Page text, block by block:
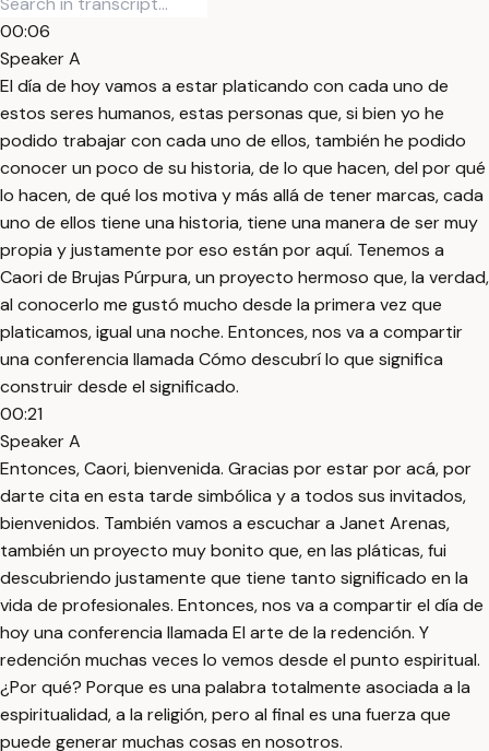
00:06
Speaker A
El día de hoy vamos a estar platicando con cada uno de
estos seres humanos, estas personas que, si bien yo he
podido trabajar con cada uno de ellos, también he podido
conocer un poco de su historia, de lo que hacen, del por qué
lo hacen, de qué los motiva y más allá de tener marcas, cada
uno de ellos tiene una historia, tiene una manera de ser muy
propia y justamente por eso están por aquí. Tenemos a
Caori de Brujas Púrpura, un proyecto hermoso que, la verdad,
al conocerlo me gustó mucho desde la primera vez que
platicamos, igual una noche. Entonces, nos va a compartir
una conferencia llamada Cómo descubrí lo que significa
construir desde el significado.
00:21
Speaker A
Entonces, Caori, bienvenida. Gracias por estar por acá, por
darte cita en esta tarde simbólica y a todos sus invitados,
bienvenidos. También vamos a escuchar a Janet Arenas,
también un proyecto muy bonito que, en las pláticas, fui
descubriendo justamente que tiene tanto significado en la
vida de profesionales. Entonces, nos va a compartir el día de
hoy una conferencia llamada El arte de la redención. Y
redención muchas veces lo vemos desde el punto espiritual.
¿Por qué? Porque es una palabra totalmente asociada a la
espiritualidad, a la religión, pero al final es una fuerza que
puede generar muchas cosas en nosotros.